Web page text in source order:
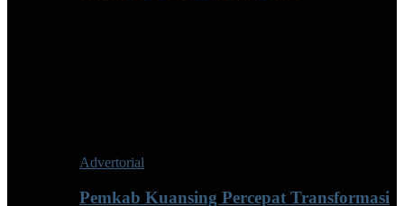
Advertorial
Pemkab Kuansing Percepat Transformasi